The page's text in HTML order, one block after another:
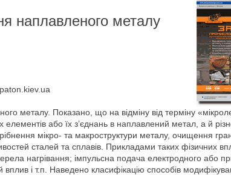
наплавленого металу
металу. Показано, що на відміну від терміну
або їх з’єднань в наплавлений метал, а й
мікро- та макроструктури металу, очищення
сталей та сплавів. Прикладами таких фізичних
нагрівання; імпульсна подача електродного або
і т.п. Наведено класифікацію способів